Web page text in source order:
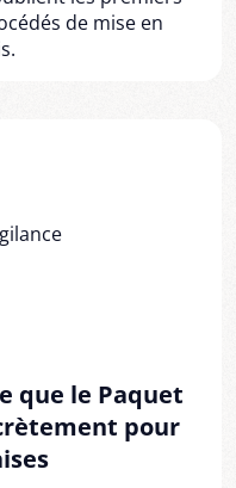
de mise en
que le Paquet
pour